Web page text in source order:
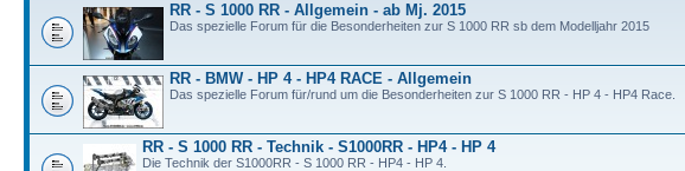
RR - S 1000 RR - Allgemein - ab Mj. 2015
Das spezielle Forum für die Besonderheiten zur S 1000 RR sb dem Modelljahr 2015
RR - BMW - HP 4 - HP4 RACE - Allgemein
Das spezielle Forum für/rund um die Besonderheiten zur S 1000 RR - HP 4 - HP4 Race.
RR - S 1000 RR - Technik - S1000RR - HP4 - HP 4
Die Technik der S1000RR - S 1000 RR - HP4 - HP 4.